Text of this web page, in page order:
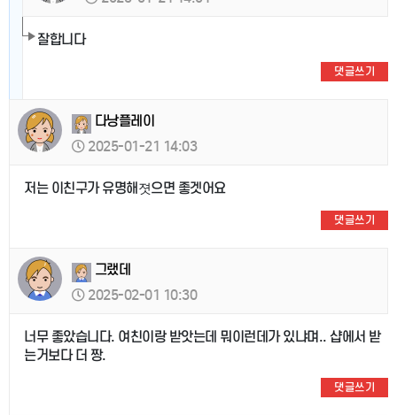
잘합니다
댓글쓰기
다낭플레이
2025-01-21 14:03
저는 이친구가 유명해졋으면 좋겟어요
댓글쓰기
그랬데
2025-02-01 10:30
너무 좋았습니다. 여친이랑 받앗는데 뭐이런데가 있냐며.. 샵에서 받
는거보다 더 짱.
댓글쓰기